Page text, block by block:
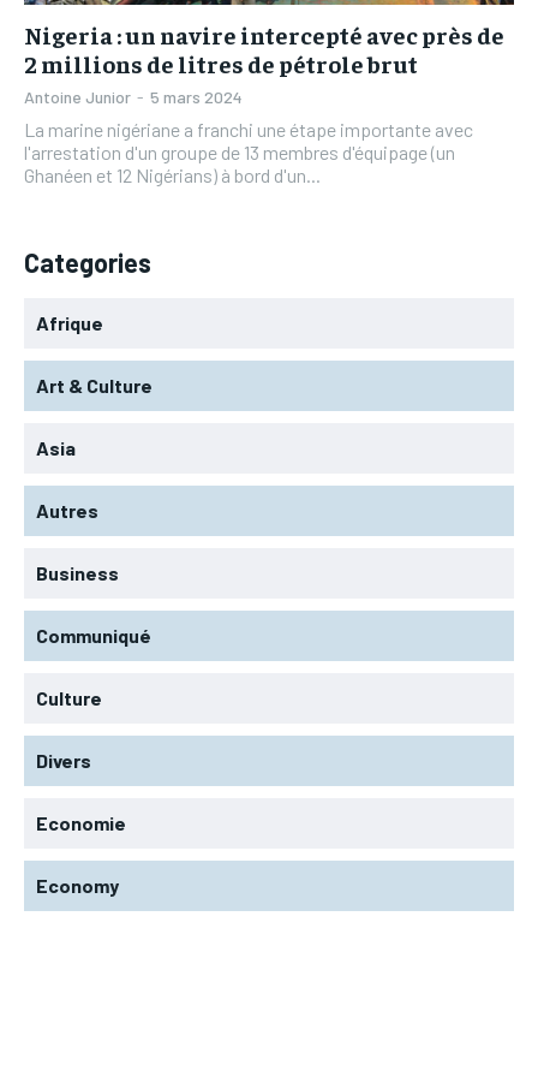
Nigeria : un navire intercepté avec près de
2 millions de litres de pétrole brut
Antoine Junior - 5 mars 2024
La marine nigériane a franchi une étape importante avec
l'arrestation d'un groupe de 13 membres d'équipage (un
Ghanéen et 12 Nigérians) à bord d'un...
Categories
Afrique
Art & Culture
Asia
Autres
Business
Communiqué
Culture
Divers
Economie
Economy